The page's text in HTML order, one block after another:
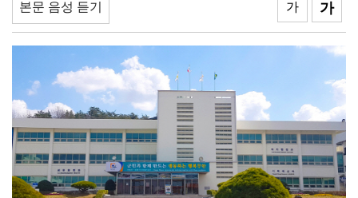
광주특별시 광산구, 반도체 주민 공론장 연다
'국강·장르 초월'…선선한 가을 'ACC 엑스뮤직페스티...
광주특별시 광산구, 청소행정평가 3년 연속 ‘최우수’
본문 음성 듣기 가
가